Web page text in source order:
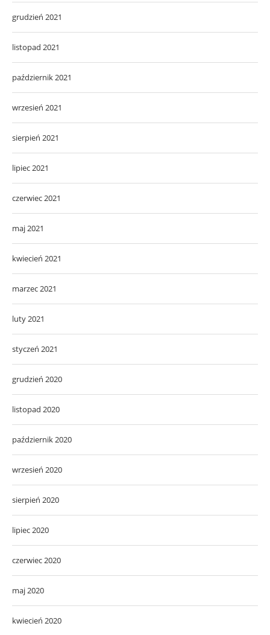
grudzień 2021
listopad 2021
październik 2021
wrzesień 2021
sierpień 2021
lipiec 2021
czerwiec 2021
maj 2021
kwiecień 2021
marzec 2021
luty 2021
styczeń 2021
grudzień 2020
listopad 2020
październik 2020
wrzesień 2020
sierpień 2020
lipiec 2020
czerwiec 2020
maj 2020
kwiecień 2020